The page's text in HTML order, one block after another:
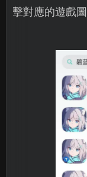
擊對應的遊戲